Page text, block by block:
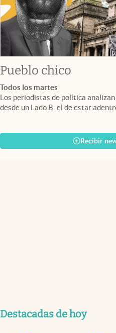
Pueblo chico
Todos los martes
Los periodistas de política
desde un Lado B: el de estar
Recibir
Destacadas de hoy